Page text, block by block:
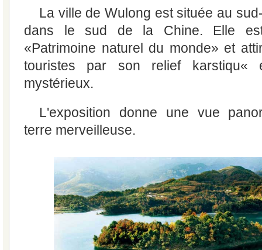
La ville de Wulong est située au
dans le sud de la Chine. Elle
«Patrimoine naturel du monde» et
touristes par son relief karstiqu«
mystérieux.
L'exposition donne une vue
terre merveilleuse.